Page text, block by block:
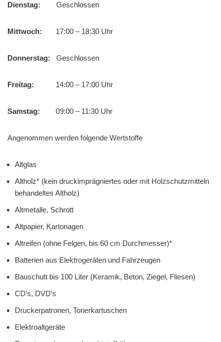
Dienstag: Geschlossen
Mittwoch: 17:00 – 18:30 Uhr
Donnerstag: Geschlossen
Freitag: 14:00 – 17:00 Uhr
Samstag: 09:00 – 11:30 Uhr
Angenommen werden folgende Wertstoffe
Altglas
Altholz* (kein druckimprägniertes oder mit Holzschutzmitteln
behandeltes Altholz)
Altmetalle, Schrott
Altpapier, Kartonagen
Altreifen (ohne Felgen, bis 60 cm Durchmesser)*
Batterien aus Elektrogeräten und Fahrzeugen
Bauschutt bis 100 Liter (Keramik, Beton, Ziegel, Fliesen)
CD’s, DVD’s
Druckerpatronen, Tonerkartuschen
Elektroaltgeräte